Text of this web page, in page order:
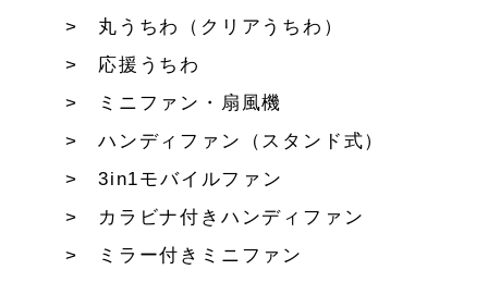
丸うちわ（クリアうちわ）
応援うちわ
ミニファン・扇風機
ハンディファン（スタンド式）
3in1モバイルファン
カラビナ付きハンディファン
ミラー付きミニファン